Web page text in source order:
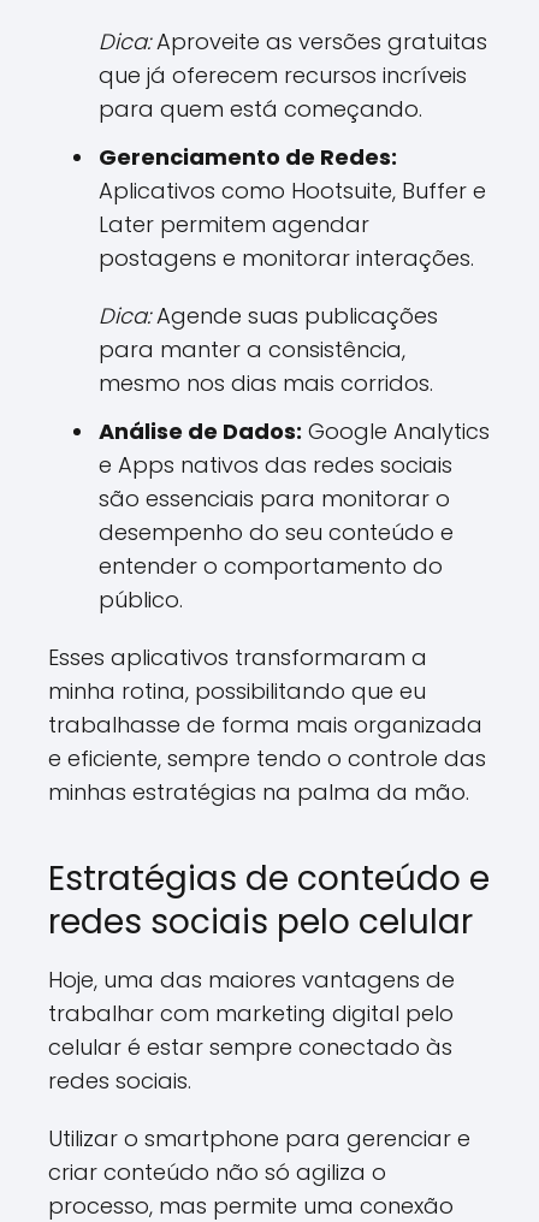
Dica:Aproveite as versões gratuitas
que já oferecem recursos incríveis
para quem está começando.
Gerenciamento de Redes:
Aplicativos como Hootsuite, Buffer e
Later permitem agendar
postagens e monitorar interações.
Dica:Agende suas publicações
para manter a consistência,
mesmo nos dias mais corridos.
Análise de Dados: Google Analytics
e Apps nativos das redes sociais
são essenciais para monitorar o
desempenho do seu conteúdo e
entender o comportamento do
público.
Esses aplicativos transformaram a
minha rotina, possibilitando que eu
trabalhasse de forma mais organizada
e eficiente, sempre tendo o controle das
minhas estratégias na palma da mão.
Estratégias de conteúdo e
redes sociais pelo celular
Hoje, uma das maiores vantagens de
trabalhar com marketing digital pelo
celular é estar sempre conectado às
redes sociais.
Utilizar o smartphone para gerenciar e
criar conteúdo não só agiliza o
processo, mas permite uma conexão